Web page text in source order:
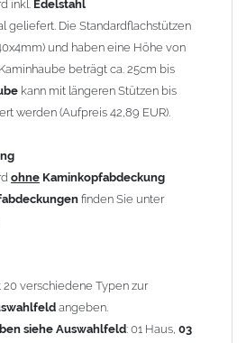
von 1200mm werden 6
mitWetterfahneundKaminbreite
mitklappbaren Stützen
EUR, Länge ab 1200mm 6 Stützen =
werden.
undKaminabdeckungenkönnen wir
inkl. Edelstahl
geliefert. Die Standardflachstützen
und haben eine Höhe von
beträgt ca. 25cm bis
kann mit längeren Stützen bis
werden (Aufpreis 42,89 EUR).
ohne Kaminkopfabdeckung
finden Sie unter
20 verschiedene Typen zur
angeben.
siehe Auswahlfeld: 01 Haus, 03